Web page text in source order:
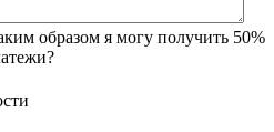
образом я могу получить 50%